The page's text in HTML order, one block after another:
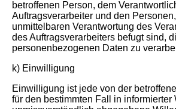
betroffenen Person, dem
Auftragsverarbeiter und den
unmittelbaren Verantwortung des
des Auftragsverarbeiters befugt sind,
personenbezogenen Daten zu
k) Einwilligung
Einwilligung ist jede von der
für den bestimmten Fall in informierter